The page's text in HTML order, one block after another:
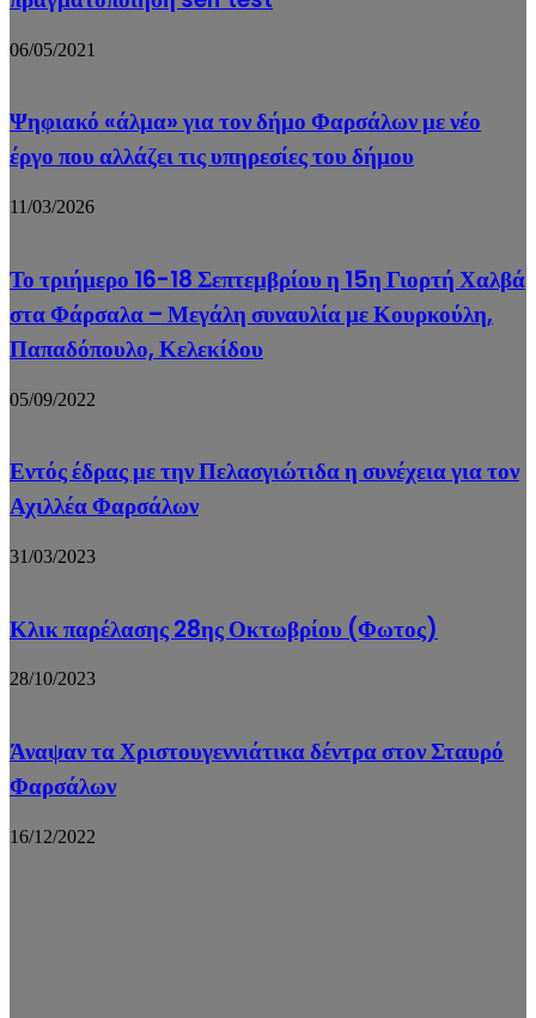
06/05/2021
Ψηφιακό «άλμα» για τον δήμο Φαρσάλων με νέο
έργο που αλλάζει τις υπηρεσίες του δήμου
11/03/2026
Το τριήμερο 16-18 Σεπτεμβρίου η 15η Γιορτή Χαλβά
στα Φάρσαλα – Μεγάλη συναυλία με Κουρκούλη,
Παπαδόπουλο, Κελεκίδου
05/09/2022
Εντός έδρας με την Πελασγιώτιδα η συνέχεια για τον
Αχιλλέα Φαρσάλων
31/03/2023
Κλικ παρέλασης 28ης Οκτωβρίου (Φωτος)
28/10/2023
Άναψαν τα Χριστουγεννιάτικα δέντρα στον Σταυρό
Φαρσάλων
16/12/2022